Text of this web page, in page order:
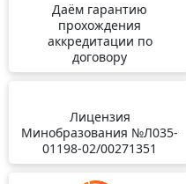
Даём гарантию
прохождения
аккредитации по
договору
Лицензия
Минобразования №Л035-
01198-02/00271351